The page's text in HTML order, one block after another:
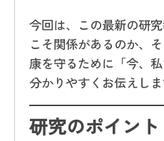
今回は、この最新の研
こそ関係があるのか、
康を守るために「今、
分かりやすくお伝えしま
研究のポイン